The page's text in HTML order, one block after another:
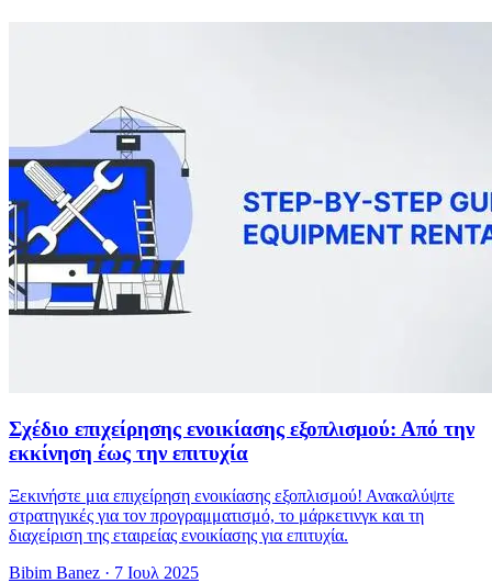
Σχέδιο επιχείρησης ενοικίασης εξοπλισμού: Από την
εκκίνηση έως την επιτυχία
Ξεκινήστε μια επιχείρηση ενοικίασης εξοπλισμού! Ανακαλύψτε
στρατηγικές για τον προγραμματισμό, το μάρκετινγκ και τη
διαχείριση της εταιρείας ενοικίασης για επιτυχία.
Bibim Banez · 7 Ιουλ 2025